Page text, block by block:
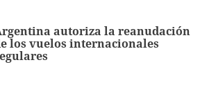
autoriza la reanudación
los vuelos internacionales